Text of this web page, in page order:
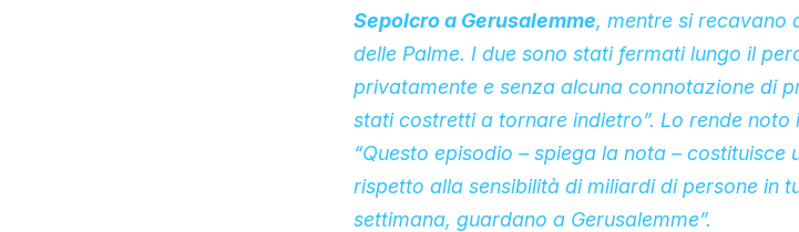
Sepolcro a Gerusalemme, mentre si recavano
delle Palme. I due sono stati fermati lungo il
privatamente e senza alcuna connotazione di
stati costretti a tornare indietro”. Lo rende noto
“Questo episodio – spiega la nota –
rispetto alla sensibilità di miliardi di persone in
settimana, guardano a Gerusalemme”.